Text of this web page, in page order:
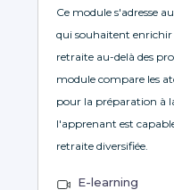
Ce module s'adresse
qui souhaitent
retraite au-delà des
module compare les
pour la préparation à
l'apprenant est
retraite diversifiée.
E-learning